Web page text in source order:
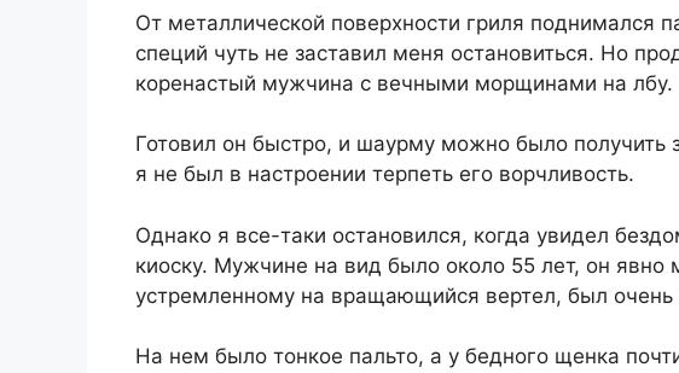
От металлической поверхности гриля поднимался
специй чуть не заставил меня остановиться. Но
коренастый мужчина с вечными морщинами на лбу.
Готовил он быстро, и шаурму можно было получить
я не был в настроении терпеть его ворчливость.
Однако я все-таки остановился, когда увидел
киоску. Мужчине на вид было около 55 лет, он явно
устремленному на вращающийся вертел, был очень
На нем было тонкое пальто, а у бедного щенка